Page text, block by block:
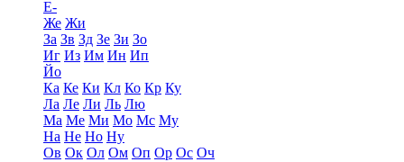
Е-
Же Жи
За Зв Зд Зе Зи Зо
Иг Из Им Ин Ип
Йо
Ка Ке Ки Кл Ко Кр Ку
Ла Ле Ли Ль Лю
Ма Ме Ми Мо Мс Му
На Не Но Ну
Ов Ок Ол Ом Оп Ор Ос Оч